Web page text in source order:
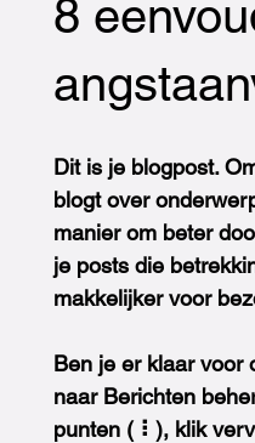
8
Dit is je blogpost.
blogt over
manier om beter
je posts die
makkelijker voor
Ben je er klaar voor
naar Berichten
punten ( ⠇), klik